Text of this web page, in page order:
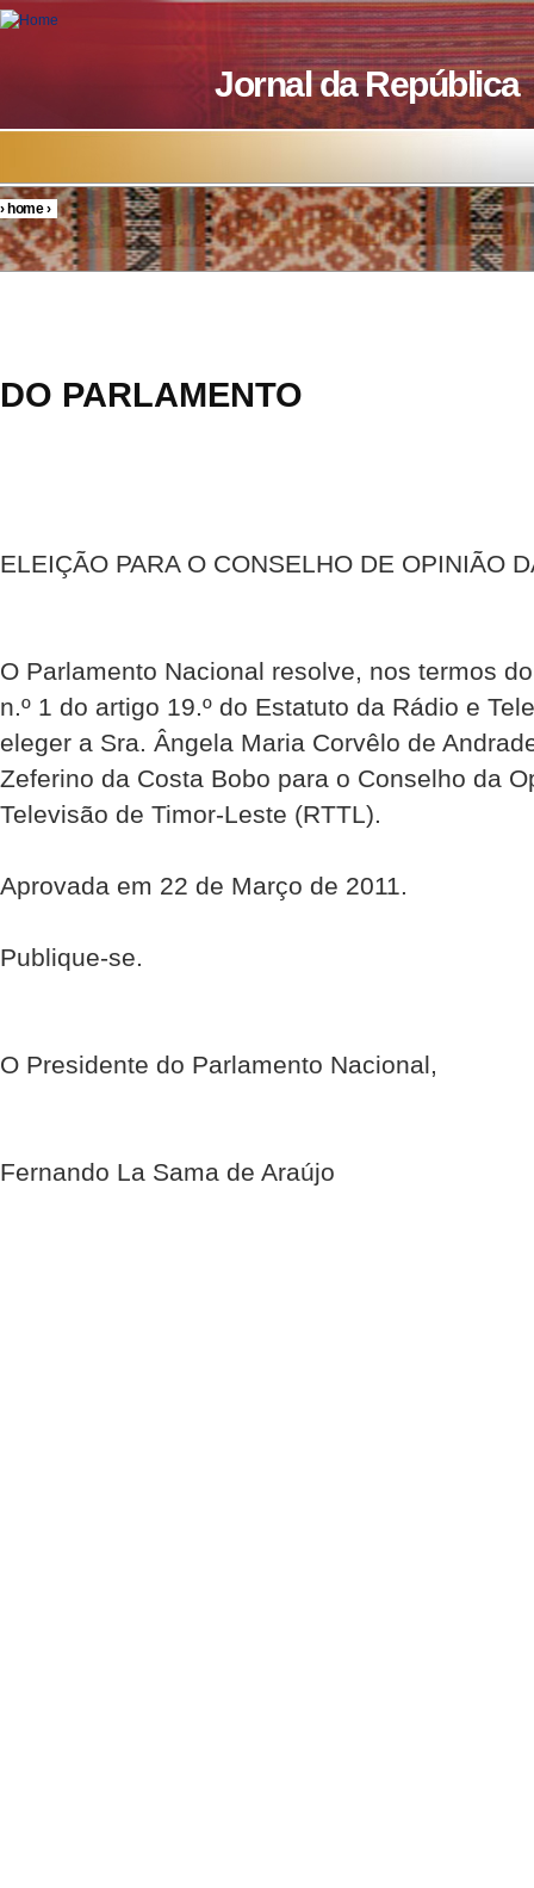
Skip to main content
Jornal da República
You are here
›home›
DO PARLAMENTO
ELEIÇÃO PARA O CONSELHO DE OPINIÃO
O Parlamento Nacional resolve, nos termos
n.º 1 do artigo 19.º do Estatuto da Rádio e
eleger a Sra. Ângela Maria Corvêlo de
Zeferino da Costa Bobo para o Conselho da
Televisão de Timor-Leste (RTTL).
Aprovada em 22 de Março de 2011.
Publique-se.
O Presidente do Parlamento Nacional,
Fernando La Sama de Araújo